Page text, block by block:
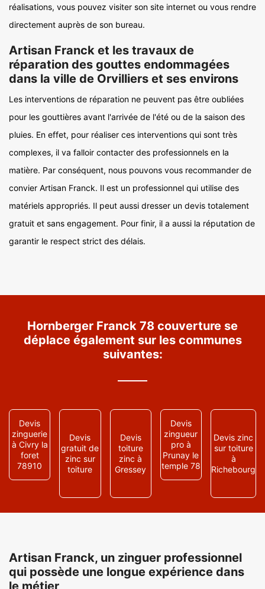
réalisations, vous pouvez visiter son site internet ou vous rendre
directement auprès de son bureau.
Artisan Franck et les travaux de
réparation des gouttes endommagées
dans la ville de Orvilliers et ses environs
Les interventions de réparation ne peuvent pas être oubliées
pour les gouttières avant l'arrivée de l'été ou de la saison des
pluies. En effet, pour réaliser ces interventions qui sont très
complexes, il va falloir contacter des professionnels en la
matière. Par conséquent, nous pouvons vous recommander de
convier Artisan Franck. Il est un professionnel qui utilise des
matériels appropriés. Il peut aussi dresser un devis totalement
gratuit et sans engagement. Pour finir, il a aussi la réputation de
garantir le respect strict des délais.
Hornberger Franck 78 couverture se
déplace également sur les communes
suivantes:
Devis
zinguerie
à Civry la
foret
78910
Devis
gratuit de
zinc sur
toiture
Devis
toiture
zinc à
Gressey
Devis
zingueur
pro à
Prunay le
temple 78
Devis zinc
sur toiture
à
Richebourg
Artisan Franck, un zinguer professionnel
qui possède une longue expérience dans
le métier